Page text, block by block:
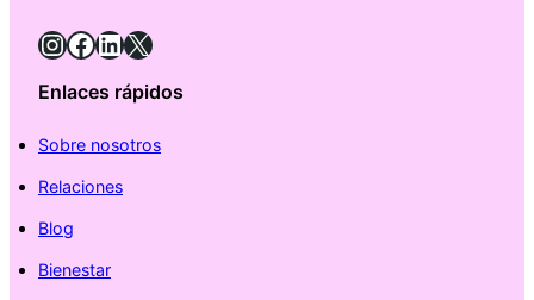
InstagramFacebook LinkedIn X
Enlaces rápidos
Sobre nosotros
Relaciones
Blog
Bienestar